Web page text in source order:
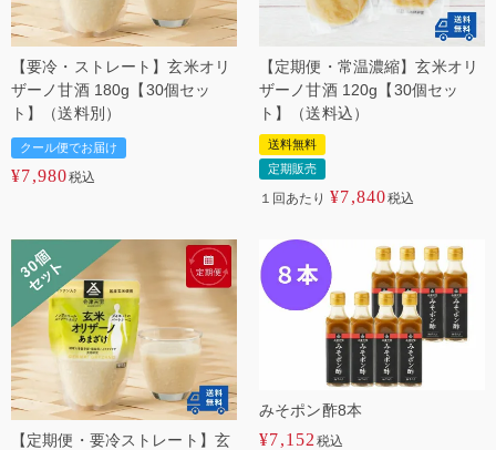
【要冷・ストレート】玄米オリ
ザーノ甘酒 180g【30個セッ
ト】（送料別）
クール便でお届け
¥7,980税込
【定期便・常温濃縮】玄米オリ
ザーノ甘酒 120g【30個セッ
ト】（送料込）
送料無料
定期販売
１回あたり ¥7,840税込
【定期便・要冷ストレート】玄
みそポン酢8本
¥7,152 税込